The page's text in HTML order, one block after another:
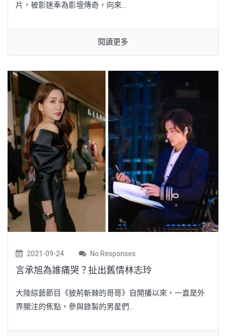
片，被影迷奉為影壇傳奇，向來...
閱讀更多
2021-09-24 No Responses
言承旭為誰痛哭？扯出舊情林志玲
大陸綜藝節目《披荊斬棘的哥哥》自開播以來，一直是外
界關注的焦點，參與錄製的男星們...